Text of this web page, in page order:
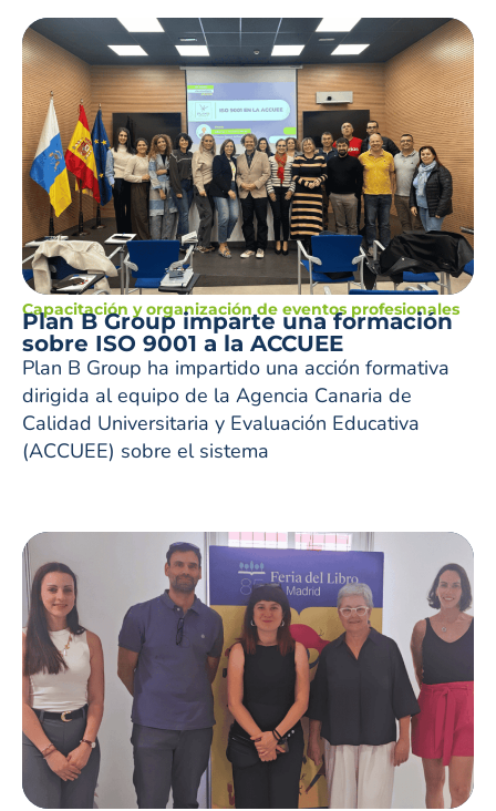
Capacitación y organización de eventos profesionales
Plan B Group imparte una formación
sobre ISO 9001 a la ACCUEE
Plan B Group ha impartido una acción formativa
dirigida al equipo de la Agencia Canaria de
Calidad Universitaria y Evaluación Educativa
(ACCUEE) sobre el sistema